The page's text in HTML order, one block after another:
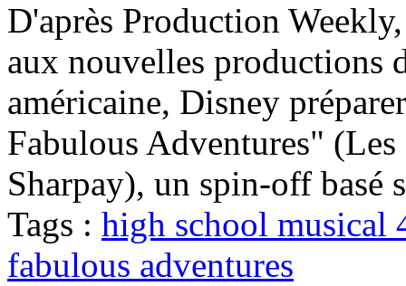
D'après Production
aux nouvelles productions
américaine, Disney
Fabulous Adventures" (Les
Sharpay), un spin-off basé
Tags : high school musical
fabulous adventures